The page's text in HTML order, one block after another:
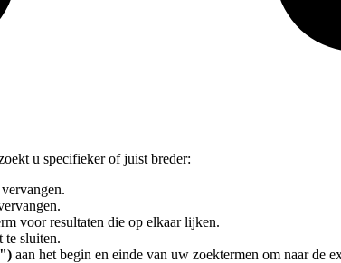
u specifieker of juist breder:
voor resultaten die op elkaar lijken.
te sluiten.
aan het begin en einde van uw zoektermen om naar de